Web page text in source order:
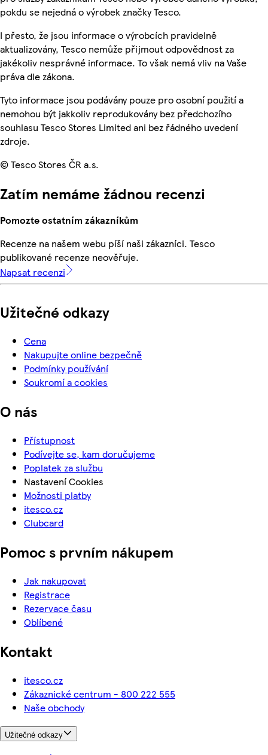
pokdu se nejedná o výrobek značky Tesco.
I přesto, že jsou informace o výrobcích pravidelně
aktualizovány, Tesco nemůže přijmout odpovědnost za
jakékoliv nesprávné informace. To však nemá vliv na Vaše
práva dle zákona.
Tyto informace jsou podávány pouze pro osobní použití a
nemohou být jakkoliv reprodukovány bez předchozího
souhlasu Tesco Stores Limited ani bez řádného uvedení
zdroje.
© Tesco Stores ČR a.s.
Zatím nemáme žádnou recenzi
Pomozte ostatním zákazníkům
Recenze na našem webu píší naši zákazníci. Tesco
publikované recenze neověřuje.
Napsat recenzi
Užitečné odkazy
Cena
Nakupujte online bezpečně
Podmínky používání
Soukromí a cookies
O nás
Přístupnost
Podívejte se, kam doručujeme
Poplatek za službu
Nastavení Cookies
Možnosti platby
itesco.cz
Clubcard
Pomoc s prvním nákupem
Jak nakupovat
Registrace
Rezervace času
Oblíbené
Kontakt
itesco.cz
Zákaznické centrum - 800 222 555
Naše obchody
Užitečné odkazy